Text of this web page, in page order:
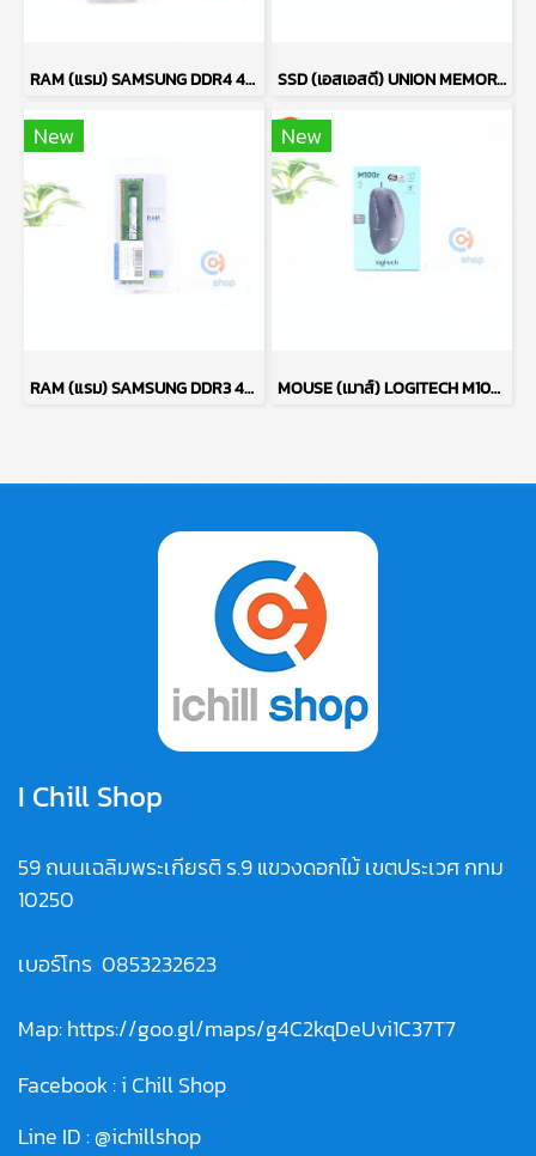
RAM (แรม) SAMSUNG DDR4 4GB (4GBX1) 2666MHz 16CHIP (ของใหม่) P17763 SSD (เอสเอสดี) UNION MEMORY AM610 256GB PCIe NVMe M.2 2242 P17765
New
RAM (แรม) SAMSUNG DDR3 4GB (4GBX1) 1600MHz 8CHIP (ของใหม่) P17764
New
MOUSE (เมาส์) LOGITECH M100R (BLACK) P13638
I Chill Shop
59 ถนนเฉลิมพระเกียรติ ร.9 แขวงดอกไม้ เขตประเวศ กทม
10250
เบอร์โทร 0853232623
Map:https://goo.gl/maps/g4C2kqDeUvi1C37T7
Facebook :i Chill Shop
Line ID :@ichillshop